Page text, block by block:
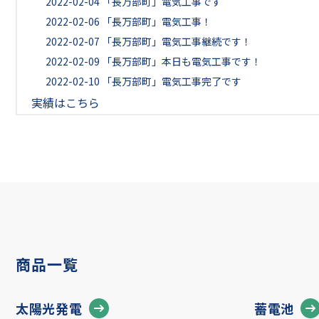
2022-02-06
「長万部町」電気工事！
2022-02-07
「長万部町」電気工事継続です！
2022-02-09
「長万部町」本日も電気工事です！
2022-02-10
「長万部町」電気工事完了です
実績はこちら
商品一覧
太陽光発電 蓄電池